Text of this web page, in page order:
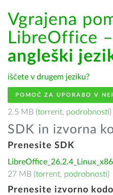
Vgrajena
LibreOffice
angleški
iščete v drugem jeziku?
POMOČ ZA UPORABO V
2.5 MB (torrent, podrobnosti)
SDK in izvorna
Prenesite SDK
27 MB (torrent, podrobnosti)
Prenesite izvorno kodo